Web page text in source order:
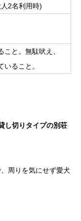
2名利用時)
と。無駄吠え、
いること。
し切りタイプの別荘
周りを気にせず愛犬